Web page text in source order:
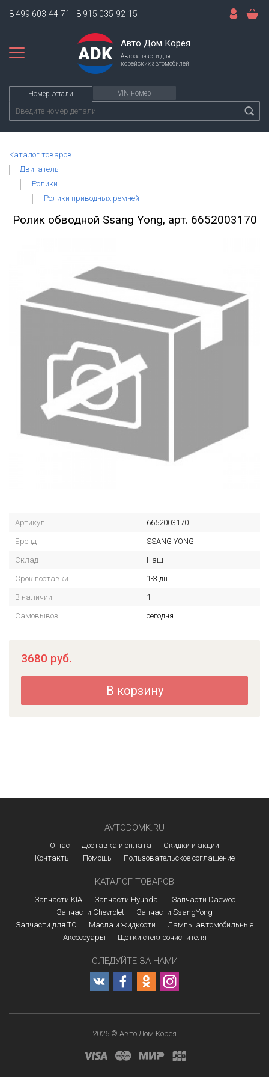
8 499 603-44-71 8 915 035-92-15
Авто Дом Корея
Автозапчасти для
корейских автомобилей
Номер детали VIN-номер
Каталог товаров
Двигатель
Ролики
Ролики приводных ремней
Ролик обводной Ssang Yong, арт. 6652003170
Артикул 6652003170
Бренд SSANG YONG
Склад Наш
Срок поставки 1-3 дн.
В наличии 1
Самовывоз сегодня
3680 руб.
В корзину
AVTODOMK.RU
О нас Доставка и оплата
Скидки и акции
Контакты
Помощь Пользовательское соглашение
КАТАЛОГ ТОВАРОВ
Запчасти KIA Запчасти Hyundai
Запчасти Daewoo
Запчасти Chevrolet
Запчасти SsangYong
Запчасти для ТО
Масла и жидкости
Лампы автомобильные
Аксессуары
Щетки стеклоочистителя
СЛЕДУЙТЕ ЗА НАМИ
2026 © Авто Дом Корея